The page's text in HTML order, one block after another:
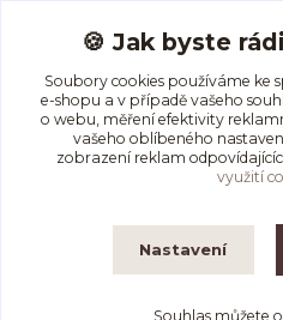
+420 731 681 038
(Po-Ne, 9-18 hod.)
info@infinitypierce.cz
🍪 Jak byste
Soubory cookies používáme ke
e-shopu a v případě vašeho
o webu, měření efektivity
vašeho oblíbeného
zobrazení reklam
využití
Nastavení
Souhlas můžete